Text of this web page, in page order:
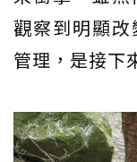
觀察到明顯
管理，是接下